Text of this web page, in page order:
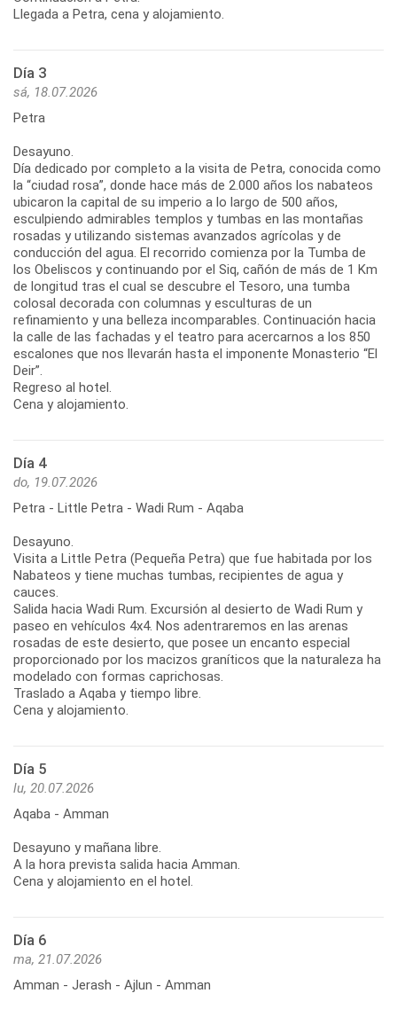
Llegada a Petra, cena y alojamiento.
Día 3
sá, 18.07.2026
Petra
Desayuno.
Día dedicado por completo a la visita de Petra, conocida como
la “ciudad rosa”, donde hace más de 2.000 años los nabateos
ubicaron la capital de su imperio a lo largo de 500 años,
esculpiendo admirables templos y tumbas en las montañas
rosadas y utilizando sistemas avanzados agrícolas y de
conducción del agua. El recorrido comienza por la Tumba de
los Obeliscos y continuando por el Siq, cañón de más de 1 Km
de longitud tras el cual se descubre el Tesoro, una tumba
colosal decorada con columnas y esculturas de un
refinamiento y una belleza incomparables. Continuación hacia
la calle de las fachadas y el teatro para acercarnos a los 850
escalones que nos llevarán hasta el imponente Monasterio “El
Deir”.
Regreso al hotel.
Cena y alojamiento.
Día 4
do, 19.07.2026
Petra - Little Petra - Wadi Rum - Aqaba
Desayuno.
Visita a Little Petra (Pequeña Petra) que fue habitada por los
Nabateos y tiene muchas tumbas, recipientes de agua y
cauces.
Salida hacia Wadi Rum. Excursión al desierto de Wadi Rum y
paseo en vehículos 4x4. Nos adentraremos en las arenas
rosadas de este desierto, que posee un encanto especial
proporcionado por los macizos graníticos que la naturaleza ha
modelado con formas caprichosas.
Traslado a Aqaba y tiempo libre.
Cena y alojamiento.
Día 5
lu, 20.07.2026
Aqaba - Amman
Desayuno y mañana libre.
A la hora prevista salida hacia Amman.
Cena y alojamiento en el hotel.
Día 6
ma, 21.07.2026
Amman - Jerash - Ajlun - Amman